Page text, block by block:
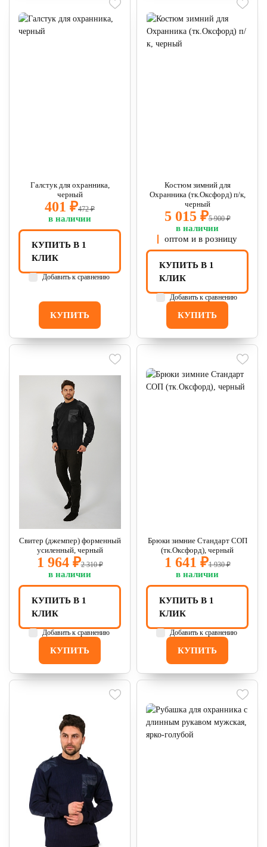
Галстук для охранника,
черный
401 ₽472 ₽
в наличии
КУПИТЬ
КУПИТЬ В 1
КЛИК
Добавить к сравнению
Костюм зимний для
Охранника (тк.Оксфорд) п/к,
черный
5 015 ₽5 900 ₽
в наличии
оптом и в розницу
КУПИТЬ
КУПИТЬ В 1
КЛИК
Добавить к сравнению
Свитер (джемпер) форменный
усиленный, черный
1 964 ₽2 310 ₽
в наличии
КУПИТЬ
КУПИТЬ В 1
КЛИК
Добавить к сравнению
Брюки зимние Стандарт СОП
(тк.Оксфорд), черный
1 641 ₽1 930 ₽
в наличии
КУПИТЬ
КУПИТЬ В 1
КЛИК
Добавить к сравнению